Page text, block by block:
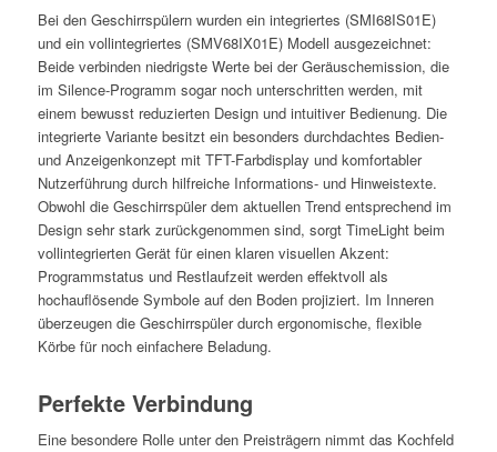
Bei den Geschirrspülern wurden ein integriertes (SMI68IS01E)
und ein vollintegriertes (SMV68IX01E) Modell ausgezeichnet:
Beide verbinden niedrigste Werte bei der Geräuschemission, die
im Silence-Programm sogar noch unterschritten werden, mit
einem bewusst reduzierten Design und intuitiver Bedienung. Die
integrierte Variante besitzt ein besonders durchdachtes Bedien-
und Anzeigenkonzept mit TFT-Farbdisplay und komfortabler
Nutzerführung durch hilfreiche Informations- und Hinweistexte.
Obwohl die Geschirrspüler dem aktuellen Trend entsprechend im
Design sehr stark zurückgenommen sind, sorgt TimeLight beim
vollintegrierten Gerät für einen klaren visuellen Akzent:
Programmstatus und Restlaufzeit werden effektvoll als
hochauflösende Symbole auf den Boden projiziert. Im Inneren
überzeugen die Geschirrspüler durch ergonomische, flexible
Körbe für noch einfachere Beladung.
Perfekte Verbindung
Eine besondere Rolle unter den Preisträgern nimmt das Kochfeld